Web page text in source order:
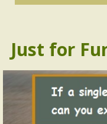
Just for